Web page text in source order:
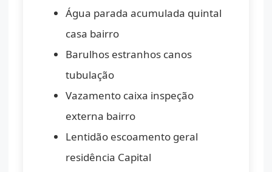
Água parada acumulada quintal
casa bairro
Barulhos estranhos canos
tubulação
Vazamento caixa inspeção
externa bairro
Lentidão escoamento geral
residência Capital